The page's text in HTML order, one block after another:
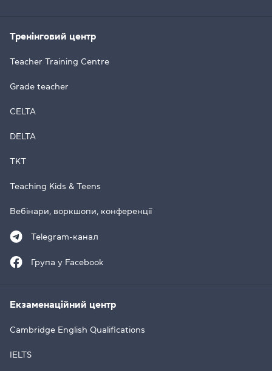
Тренінговий центр
Teacher Training Centre
Grade teacher
CELTA
DELTA
TKT
Teaching Kids & Teens
Вебінари, воркшопи, конференції
Telegram-канал
Група у Facebook
Екзаменаційний центр
Cambridge English Qualifications
IELTS